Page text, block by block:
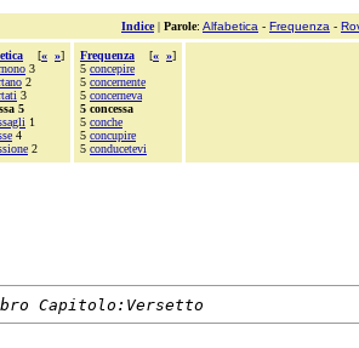
Indice| Parole: Alfabetica - Frequenza -
[« »]
3
2
3
5
1
4
2
Frequenza [« »]
5 concepire
5 concernente
5 concerneva
5 concessa
5 conche
5 concupire
5 conducetevi
Capitolo:Versetto